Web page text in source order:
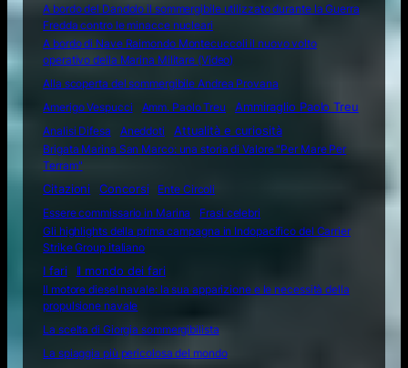
A bordo del Dandolo il sommergibile utilizzato durante la Guerra
Fredda contro le minacce nucleari
A bordo di Nave Raimondo Montecuccoli il nuovo volto
operativo della Marina Militare (Video)
Alla scoperta del sommergibile Andrea Provana
Amerigo Vespucci
Amm. Paolo Treu
Ammiraglio Paolo Treu
Analisi Difesa
Aneddoti Attualità e curiosità
Brigata Marina San Marco: una storia di Valore "Per Mare Per
Terram"
Citazioni
Concorsi
Ente Circoli
Essere commissario in Marina
Frasi celebri
Gli highlights della prima campagna in Indopacifico del Carrier
Strike Group italiano
I fari
Il mondo dei fari
Il motore diesel navale: la sua apparizione e le necessità della
propulsione navale
La scelta di Giorgia sommergibilista
La spiaggia più pericolosa del mondo